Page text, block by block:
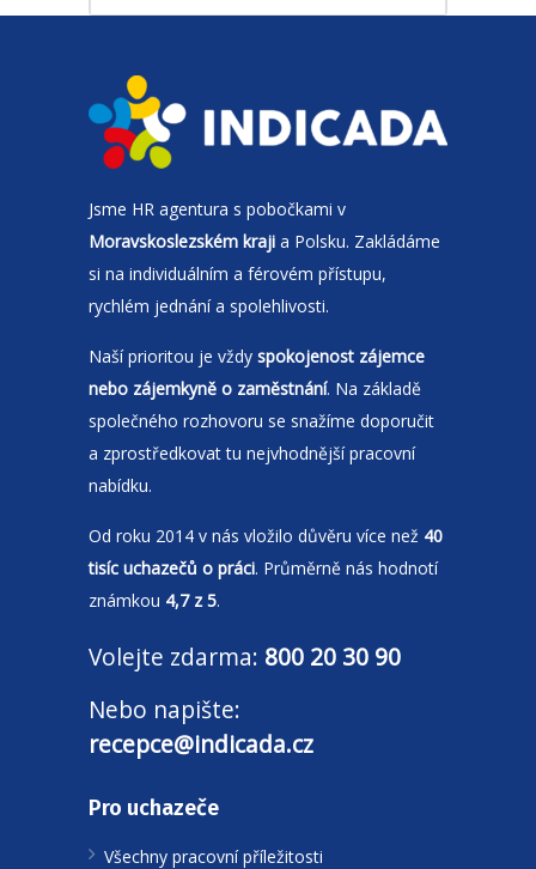
Jsme HR agentura s pobočkami v
Moravskoslezském kraji a Polsku. Zakládáme
si na individuálním a férovém přístupu,
rychlém jednání a spolehlivosti.
Naší prioritou je vždy spokojenost zájemce
nebo zájemkyně o zaměstnání. Na základě
společného rozhovoru se snažíme doporučit
a zprostředkovat tu nejvhodnější pracovní
nabídku.
Od roku 2014 v nás vložilo důvěru více než 40
tisíc uchazečů o práci. Průměrně nás hodnotí
známkou 4,7 z 5.
Volejte zdarma: 800 20 30 90
Nebo napište:
recepce@indicada.cz
Pro uchazeče
Všechny pracovní příležitosti